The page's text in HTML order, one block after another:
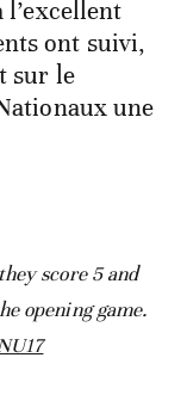
ont suivi,
sur le
une
score 5 and
opening game.